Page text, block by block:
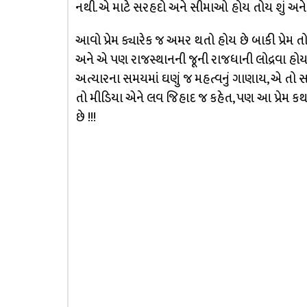
નથી. એ માટે સરહદો અને સીમાઓ હોય તોય શું અને
આવો પ્રેમ ક્યારેક જ અમર થતો હોય છે બાકી પ્રેમ
અને એ પણ રાજસ્થાનની જૂની રાજધાની લોદ્રવા
અત્યારના સમયમાં ઘણું જ મહત્વનું ગાણાય, એ તો
તો મીડિયા એને લવ જિહાદ જ કહેત, પણ આ પ્રેમ
છે !!!